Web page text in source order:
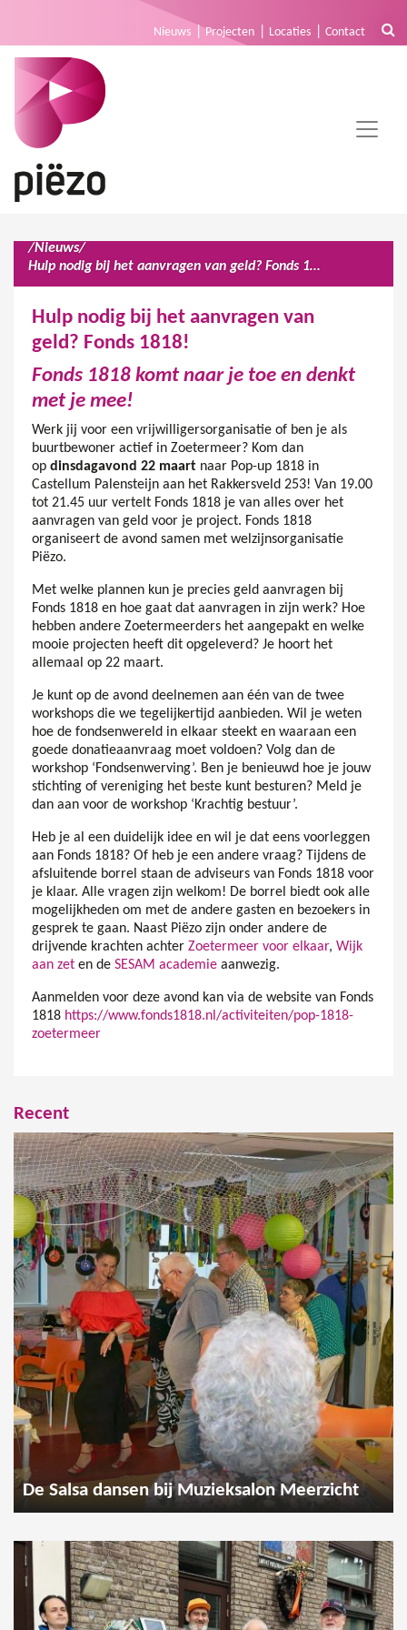
Nieuws Projecten Locaties Contact
/Nieuws/
Hulp nodig bij het aanvragen van geld? Fonds 1818!
Hulp nodig bij het aanvragen van
geld? Fonds 1818!
Fonds 1818 komt naar je toe en denkt
met je mee!
Werk jij voor een vrijwilligersorganisatie of ben je als
buurtbewoner actief in Zoetermeer? Kom dan
op dinsdagavond 22 maart naar Pop-up 1818 in
Castellum Palensteijn aan het Rakkersveld 253! Van 19.00
tot 21.45 uur vertelt Fonds 1818 je van alles over het
aanvragen van geld voor je project. Fonds 1818
organiseert de avond samen met welzijnsorganisatie
Piëzo.
Met welke plannen kun je precies geld aanvragen bij
Fonds 1818 en hoe gaat dat aanvragen in zijn werk? Hoe
hebben andere Zoetermeerders het aangepakt en welke
mooie projecten heeft dit opgeleverd? Je hoort het
allemaal op 22 maart.
Je kunt op de avond deelnemen aan één van de twee
workshops die we tegelijkertijd aanbieden. Wil je weten
hoe de fondsenwereld in elkaar steekt en waaraan een
goede donatieaanvraag moet voldoen? Volg dan de
workshop ‘Fondsenwerving’. Ben je benieuwd hoe je jouw
stichting of vereniging het beste kunt besturen? Meld je
dan aan voor de workshop ‘Krachtig bestuur’.
Heb je al een duidelijk idee en wil je dat eens voorleggen
aan Fonds 1818? Of heb je een andere vraag? Tijdens de
afsluitende borrel staan de adviseurs van Fonds 1818 voor
je klaar. Alle vragen zijn welkom! De borrel biedt ook alle
mogelijkheden om met de andere gasten en bezoekers in
gesprek te gaan. Naast Piëzo zijn onder andere de
drijvende krachten achter Zoetermeer voor elkaar, Wijk
aan zet en de SESAM academie aanwezig.
Aanmelden voor deze avond kan via de website van Fonds
1818 https://www.fonds1818.nl/activiteiten/pop-1818-
zoetermeer
Recent
De Salsa dansen bij Muzieksalon Meerzicht